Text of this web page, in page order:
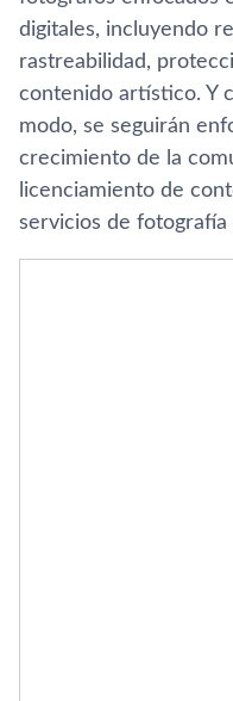
digitales, incluyendo
rastreabilidad,
contenido artí­stico. Y
modo, se seguirán
crecimiento de la
licenciamiento de
servicios de fotografí­a